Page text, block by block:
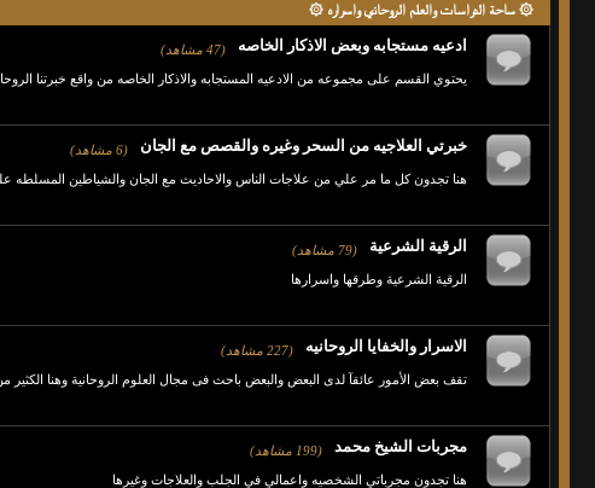
۞ ساحة الدراسات والعلم الروحاني واسراره ۞
ادعيه مستجابه وبعض الاذكار الخاصه
(47 مشاهد)
يحتوي القسم على مجموعه من الادعيه المستجابه والاذكار الخاصه من واقع خبرتنا
خبرتي العلاجيه من السحر وغيره والقصص مع الجان
(6 مشاهد)
هنا تجدون كل ما مر علي من علاجات الناس والاحاديث مع الجان والشياطين المسلطه
الرقية الشرعية
(79 مشاهد)
الرقية الشرعية وطرقها واسرارها
الاسرار والخفايا الروحانيه
(227 مشاهد)
تقف بعض الأمور عائقآ لدى البعض والبعض باحث فى مجال العلوم الروحانية وهنا الكثير
مجربات الشيخ محمد
(199 مشاهد)
هنا تجدون مجرباتي الشخصيه واعمالي في الجلب والعلاجات وغيرها